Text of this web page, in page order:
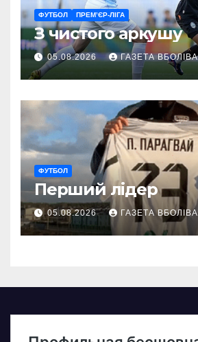
ФУТБОЛ ПРЕМ’ЄР-ЛІГА
З чистого аркушу
05.08.2026 ГАЗЕТА
ФУТБОЛ
Перший лідер
05.08.2026 ГАЗЕТА